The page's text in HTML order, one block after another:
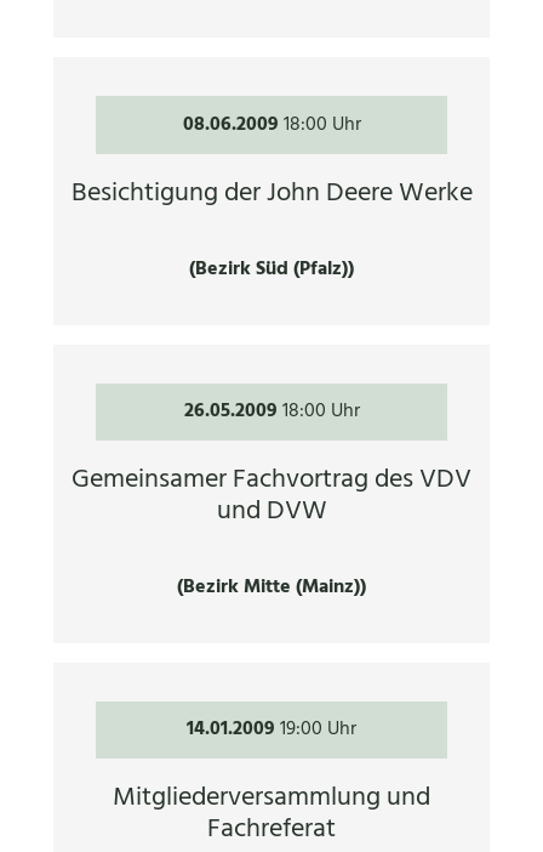
08.06.200918:00 Uhr
Besichtigung der John Deere Werke
(Bezirk Süd (Pfalz))
26.05.200918:00 Uhr
Gemeinsamer Fachvortrag des VDV
und DVW
(Bezirk Mitte (Mainz))
14.01.200919:00 Uhr
Mitgliederversammlung und
Fachreferat